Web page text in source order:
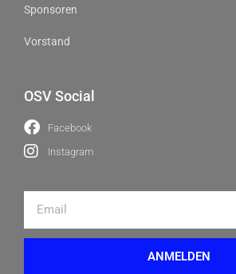
Sponsoren
Vorstand
OSV Social
Facebook
Instagram
ANMELDEN